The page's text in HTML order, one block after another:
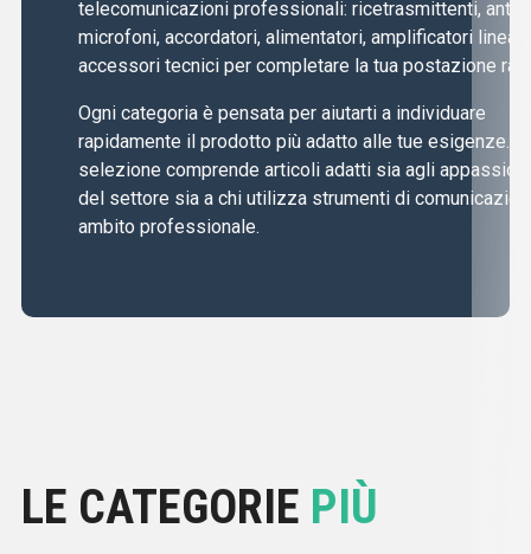
telecomunicazioni professionali: ricetrasmittenti,
microfoni, accordatori, alimentatori, amplificatori
accessori tecnici per completare la tua postazione
Ogni categoria è pensata per aiutarti a individuare
rapidamente il prodotto più adatto alle tue esigenze.
selezione comprende articoli adatti sia agli
del settore sia a chi utilizza strumenti di
ambito professionale.
LE CATEGORIE PIÙ